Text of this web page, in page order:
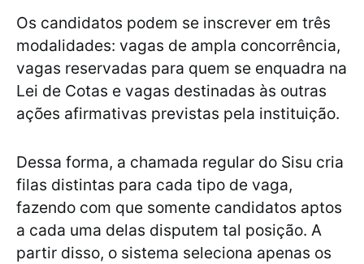
Os candidatos podem se inscrever em três
modalidades: vagas de ampla concorrência,
vagas reservadas para quem se enquadra na
Lei de Cotas e vagas destinadas às outras
ações afirmativas previstas pela instituição.
Dessa forma, a chamada regular do Sisu cria
filas distintas para cada tipo de vaga,
fazendo com que somente candidatos aptos
a cada uma delas disputem tal posição. A
partir disso, o sistema seleciona apenas os